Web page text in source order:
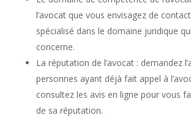
l’avocat que vous envisagez de
spécialisé dans le domaine juridique
concerne.
La réputation de l’avocat : demandez
personnes ayant déjà fait appel à
consultez les avis en ligne pour vous
de sa réputation.